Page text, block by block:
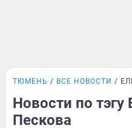
ТЮМЕНЬ ВСЕ НОВОСТИ
Новости по тэгу
Пескова